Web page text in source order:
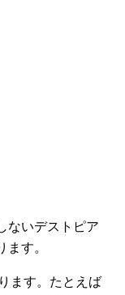
ないデストピア
す。
ます。たとえば